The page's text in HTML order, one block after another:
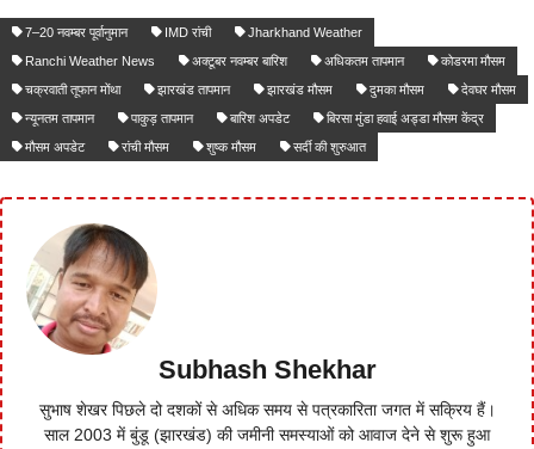
7–20 नवम्बर पूर्वानुमान IMD रांची
Jharkhand Weather
Ranchi Weather News
अक्टूबर नवम्बर बारिश अधिकतम तापमान
कोडरमा मौसम
चक्रवाती तूफान मोंथा
झारखंड तापमान झारखंड मौसम दुमका मौसम
देवघर मौसम
न्यूनतम तापमान
पाकुड़ तापमान बारिश अपडेट
बिरसा मुंडा हवाई अड्डा मौसम केंद्र
मौसम अपडेट
रांची मौसम शुष्क मौसम सर्दी की शुरुआत
Subhash Shekhar
सुभाष शेखर पिछले दो दशकों से अधिक समय से पत्रकारिता जगत में सक्रिय हैं।
साल 2003 में बुंडू (झारखंड) की जमीनी समस्याओं को आवाज देने से शुरू हुआ